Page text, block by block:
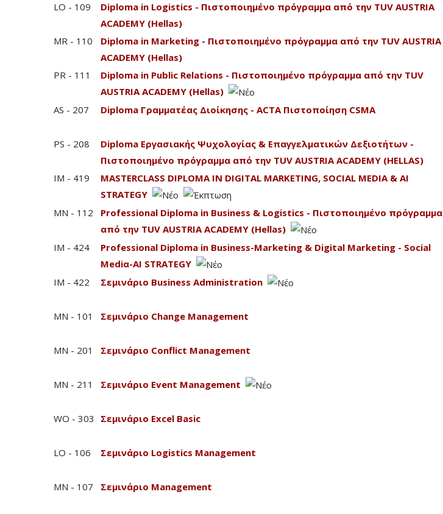
LO - 109
Diploma in Logistics - Πιστοποιημένο πρόγραμμα από την TUV AUSTRIA
ACADEMY (Hellas)
MR - 110
Diploma in Marketing - Πιστοποιημένο πρόγραμμα από την TUV AUSTRIA
ACADEMY (Hellas)
PR - 111
Diploma in Public Relations - Πιστοποιημένο πρόγραμμα από την TUV
AUSTRIA ACADEMY (Hellas)
AS - 207
Diploma Γραμματέας Διοίκησης - ACTA Πιστοποίηση CSMA
PS - 208
Diploma Εργασιακής Ψυχολογίας & Επαγγελματικών Δεξιοτήτων -
Πιστοποιημένο πρόγραμμα από την TUV AUSTRIA ACADEMY (HELLAS)
IM - 419
MASTERCLASS DIPLOMA IN DIGITAL MARKETING, SOCIAL MEDIA & AI
STRATEGY
MN - 112
Professional Diploma in Business & Logistics - Πιστοποιημένο πρόγραμμα
από την TUV AUSTRIA ACADEMY (Hellas)
IM - 424
Professional Diploma in Business-Marketing & Digital Marketing - Social
Mediα-AI STRATEGY
IM - 422
Σεμινάριο Business Administration
MN - 101
Σεμινάριο Change Management
MN - 201 Σεμινάριο Conflict Management
MN - 211 Σεμινάριο Event Management
WO - 303
Σεμινάριο Excel Basic
LO - 106 Σεμινάριο Logistics Management
MN - 107
Σεμινάριο Management